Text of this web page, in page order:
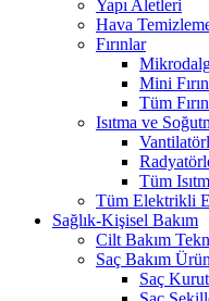
Yapı Aletleri
Hava
Fırınlar
Mini
Tüm
Isıtma ve
Tüm
Tüm Elektrikli
Sağlık-Kişisel Bakım
Cilt Bakım
Saç Bakım
Saç